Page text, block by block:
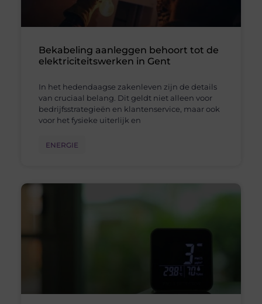
Bekabeling aanleggen behoort tot de
elektriciteitswerken in Gent
In het hedendaagse zakenleven zijn de details
van cruciaal belang. Dit geldt niet alleen voor
bedrijfsstrategieën en klantenservice, maar ook
voor het fysieke uiterlijk en
ENERGIE